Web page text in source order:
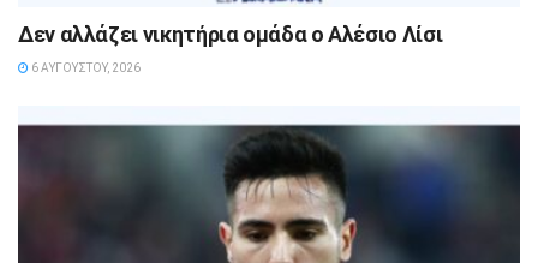
Δεν αλλάζει νικητήρια ομάδα ο Αλέσιο Λίσι
6 ΑΥΓΟΎΣΤΟΥ, 2026